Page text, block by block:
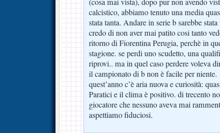
calcistico, abbiamo tenuto una media
stata tanta. Andare in serie b sarebbe
credo di non aver mai patito cosi tanto
ritorno di Fiorentina Perugia, perchè in
stagione. se perdi uno scudetto, una
riprovi.. ma in quel caso perdere voleva
il campionato di b non è facile per niente.
quest’anno c’è aria nuova e curiosità:
Paratici e il clima è positivo. di trecento
giocatore che nessuno aveva mai
aspettiamo fiduciosi.